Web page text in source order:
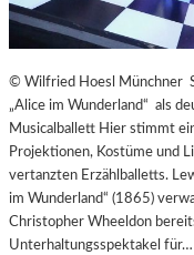
© Wilfried Hoesl Münchner
„Alice im Wunderland“ als
Musicalballett Hier stimmt
Projektionen, Kostüme und
vertanzten Erzählballetts.
im Wunderland“ (1865)
Christopher Wheeldon
Unterhaltungsspektakel für…